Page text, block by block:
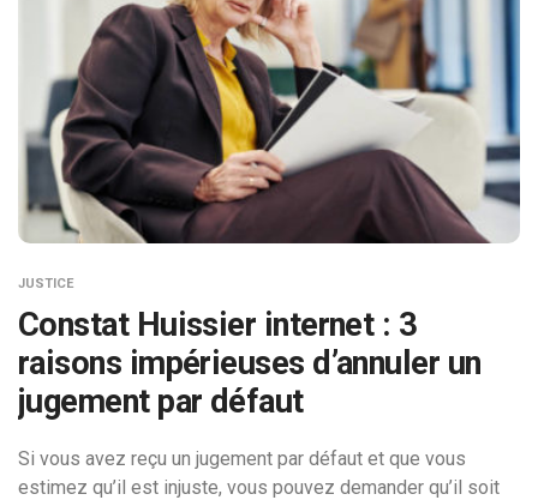
JUSTICE
Constat Huissier internet : 3
raisons impérieuses d’annuler un
jugement par défaut
Si vous avez reçu un jugement par défaut et que vous
estimez qu’il est injuste, vous pouvez demander qu’il soit